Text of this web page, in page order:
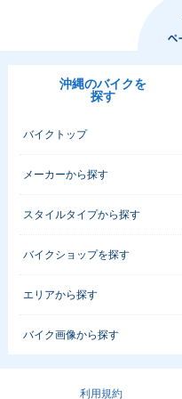
沖縄のバイクを
探す
バイクトップ
メーカーから探す
スタイルタイプから探す
バイクショップを探す
エリアから探す
バイク画像から探す
利用規約